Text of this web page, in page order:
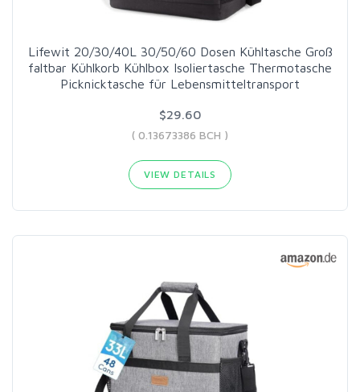
Lifewit 20/30/40L 30/50/60 Dosen Kühltasche Groß
faltbar Kühlkorb Kühlbox Isoliertasche Thermotasche
Picknicktasche für Lebensmitteltransport
$29.60
( 0.13673386 BCH )
VIEW DETAILS